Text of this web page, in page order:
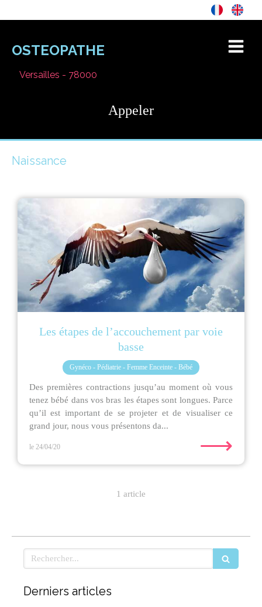
OSTEOPATHE
Versailles - 78000
Appeler
Naissance
Les étapes de l’accouchement par voie
basse
Gynéco - Pédiatrie - Femme Enceinte - Bébé
Des premières contractions jusqu’au moment où vous
tenez bébé dans vos bras les étapes sont longues. Parce
qu’il est important de se projeter et de visualiser ce
grand jour, nous vous présentons da...
le 24/04/20 ⟶
1 article
Rechercher
Derniers articles